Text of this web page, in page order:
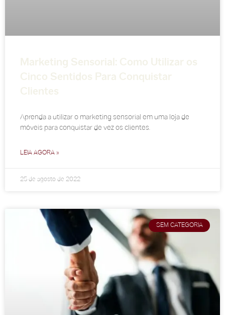
Marketing Sensorial: Como Utilizar os
Cinco Sentidos Para Conquistar
Clientes
Aprenda a utilizar o marketing sensorial em uma loja de
móveis para conquistar de vez os clientes.
LEIA AGORA »
25 de agosto de 2022
SEM CATEGORIA